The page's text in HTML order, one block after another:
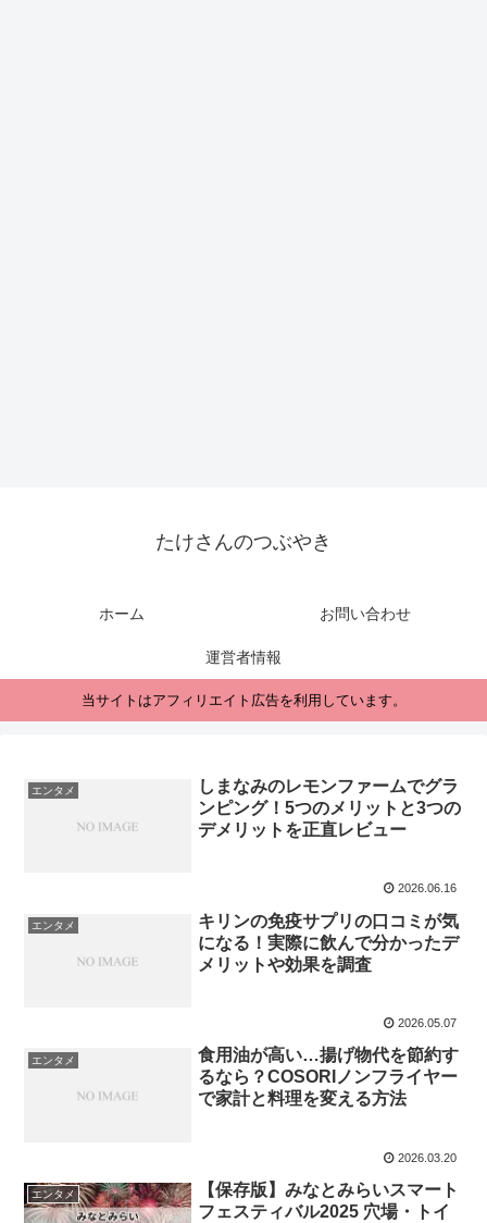
たけさんのつぶやき
ホーム お問い合わせ
運営者情報
当サイトはアフィリエイト広告を利用しています。
エンタメ
しまなみのレモンファームでグラ
ンピング！5つのメリットと3つの
デメリットを正直レビュー
2026.06.16
エンタメ
キリンの免疫サプリの口コミが気
になる！実際に飲んで分かったデ
メリットや効果を調査
2026.05.07
エンタメ
食用油が高い…揚げ物代を節約す
るなら？COSORIノンフライヤー
で家計と料理を変える方法
2026.03.20
エンタメ
【保存版】みなとみらいスマート
フェスティバル2025 穴場・トイ